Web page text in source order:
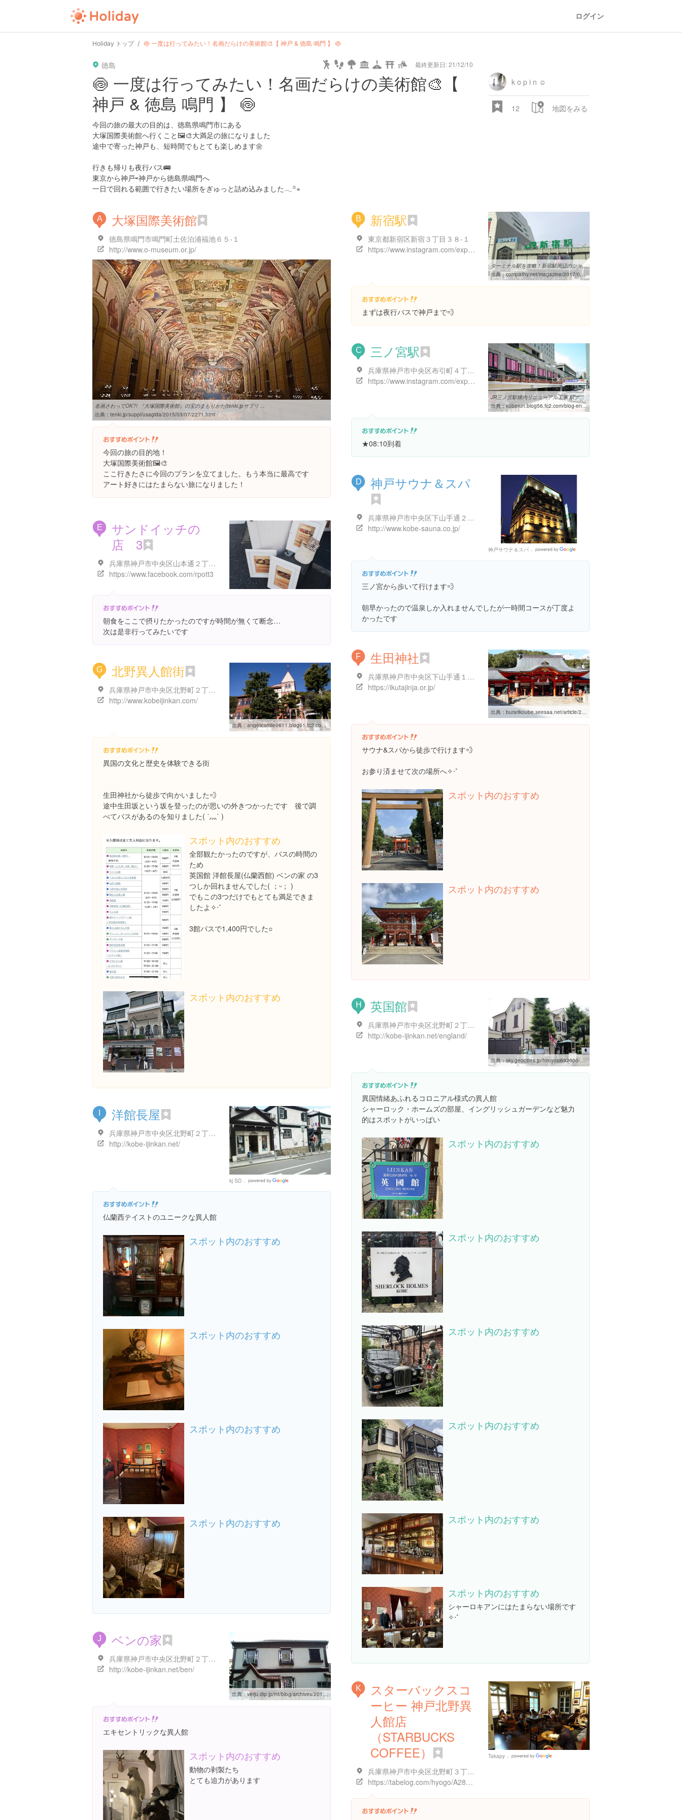
ログイン
Holiday トップ 🍥 一度は行ってみたい！名画だらけの美術館🎨【 神戸 & 徳島 鳴門 】 🍥
徳島 最終更新日: 21/12/10
user
tokyo
tel url guide hot type star camera home settings profile print rank mail lock calendar
🍥 一度は行ってみたい！名画だらけの美術館🎨【
神戸 & 徳島 鳴門 】 🍥
今回の旅の最大の目的は、徳島県鳴門市にある
大塚国際美術館へ行くこと🖼🎨大満足の旅になりました
途中で寄った神戸も、短時間でもとても楽しめます🌼
行きも帰りも夜行バス🚌
東京から神戸⇨神戸から徳島県鳴門へ
一日で回れる範囲で行きたい場所をぎゅっと詰め込みました𓂃꙳⋆
k o p i n ☺︎
12 地図をみる
A 大塚国際美術館
徳島県鳴門市鳴門町土佐泊浦福池６５-１
http://www.o-museum.or.jp/
名画さわってOK?! 『大塚国際美術館』の宝のまもりかた(tenki.jpサプリ ...
出典： tenki.jp/suppl/usagida/2015/03/07/2271.html
今回の旅の目的地！
大塚国際美術館🖼🎨
ここ行きたさに今回のプランを立てました。もう本当に最高です
アート好きにはたまらない旅になりました！
B 新宿駅
東京都新宿区新宿３丁目３８-１
https://www.instagram.com/explore/locations/101158171492497/?hl=ja
ターミナル駅を攻略！新宿駅周辺のショッピングモール・買い物スポット ...
出典：compathy.net/magazine/2017/03/22/shinjuku-shopping
まずは夜行バスで神戸まで💨
C 三ノ宮駅
兵庫県神戸市中央区布引町４丁目１番-１
https://www.instagram.com/explore/locations/641440150
JR三ノ宮駅構内リニューアル工事 駅ナカファッションゾーン第二弾開業 ...
出典：koberun.blog56.fc2.com/blog-entry-472.html
★08:10到着
D 神戸サウナ＆スパ
兵庫県神戸市中央区下山手通２丁目２-１０
http://www.kobe-sauna.co.jp/
神戸サウナ＆スパ
Places
三ノ宮から歩いて行けます💨
朝早かったので温泉しか入れませんでしたが一時間コースが丁度よ
かったです
E
サンドイッチの
店 3
兵庫県神戸市中央区山本通２丁目５-１８
https://www.facebook.com/rpott3
朝食をここで摂りたかったのですが時間が無くて断念…
次は是非行ってみたいです
F 生田神社
兵庫県神戸市中央区下山手通１丁目２-１
https://ikutajinja.or.jp/
出典： burarikoube.seesaa.net/article/251865456.html
サウナ&スパから徒歩で行けます💨
お参り済ませて次の場所へ✧‧˚
スポット内のおすすめ
スポット内のおすすめ
G 北野異人館街
兵庫県神戸市中央区北野町２丁目３
http://www.kobeijinkan.com/
出典： angelicsmile0611.blog61.fc2.com/blog-entry-3060.html
異国の文化と歴史を体験できる街
生田神社から徒歩で向かいました💨
途中生田坂という坂を登ったのが思いの外きつかったです 後で調
べてバスがあるのを知りました( ˙灬˙ )
スポット内のおすすめ
全部観たかったのですが、バスの時間の
ため
英国館 洋館長屋(仏蘭西館) ベンの家 の3
つしか回れませんでした( ；ᵕ； )
でもこの3つだけでもとても満足できま
したよ✧‧˚
3館パスで1,400円でした○
スポット内のおすすめ
H 英国館
兵庫県神戸市中央区北野町２丁目３-１６
http://kobe-ijinkan.net/england/
出典：sky.geocities.jp/hiroyosi692000/hiro-hotogara2.html
異国情緒あふれるコロニアル様式の異人館
シャーロック・ホームズの部屋、イングリッシュガーデンなど魅力
的はスポットがいっぱい
スポット内のおすすめ
スポット内のおすすめ
スポット内のおすすめ
スポット内のおすすめ
スポット内のおすすめ
スポット内のおすすめ
シャーロキアンにはたまらない場所です
✧‧˚
洋館長屋
兵庫県神戸市中央区北野町２丁目３-１８
http://kobe-ijinkan.net/
kj SD
Places
仏蘭西テイストのユニークな異人館
スポット内のおすすめ
スポット内のおすすめ
スポット内のおすすめ
スポット内のおすすめ
J ベンの家
兵庫県神戸市中央区北野町２丁目３-２１
http://kobe-ijinkan.net/ben/
出典：verju.dip.jp/mt/blog/archives/2010/06/post_1185.html
エキセントリックな異人館
スポット内のおすすめ
動物の剥製たち
とても迫力があります
K
スターバックスコ
ーヒー 神戸北野異
人館店
（STARBUCKS
COFFEE）
兵庫県神戸市中央区北野町３丁目１-３１ 北野物語館（旧ハインリヒ・フロインドリーブ邸）
https://tabelog.com/hyogo/A2801/A280101/28015297/
Takapy